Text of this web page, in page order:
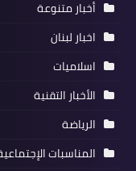
الاخ
في ذمة الله
أخبار متنوعة
اخبار لبنان
اسلاميات
الأخبار التقنية
الرياضة
المناسبات